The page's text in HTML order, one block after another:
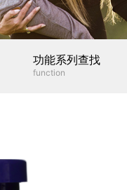
功能系列查找
function